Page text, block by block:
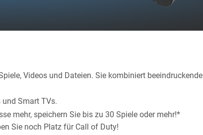
Videos und Dateien. Sie kombiniert beeindruckende
Smart TVs.
mehr, speichern Sie bis zu 30 Spiele oder mehr!*
Sie noch Platz für Call of Duty!